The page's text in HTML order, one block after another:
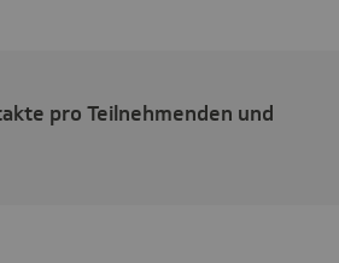
pro Teilnehmenden und